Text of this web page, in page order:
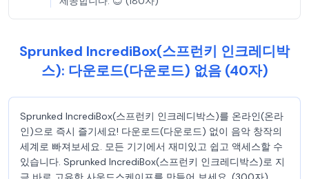
Sprunked IncrediBox(스프런키 인크레디박
스): 다운로드(다운로드) 없음 (40자)
Sprunked IncrediBox(스프런키 인크레디박스)를 온라인(온라
인)으로 즉시 즐기세요! 다운로드(다운로드) 없이 음악 창작의
세계로 빠져보세요. 모든 기기에서 재미있고 쉽고 액세스할 수
있습니다. Sprunked IncrediBox(스프런키 인크레디박스)로 지